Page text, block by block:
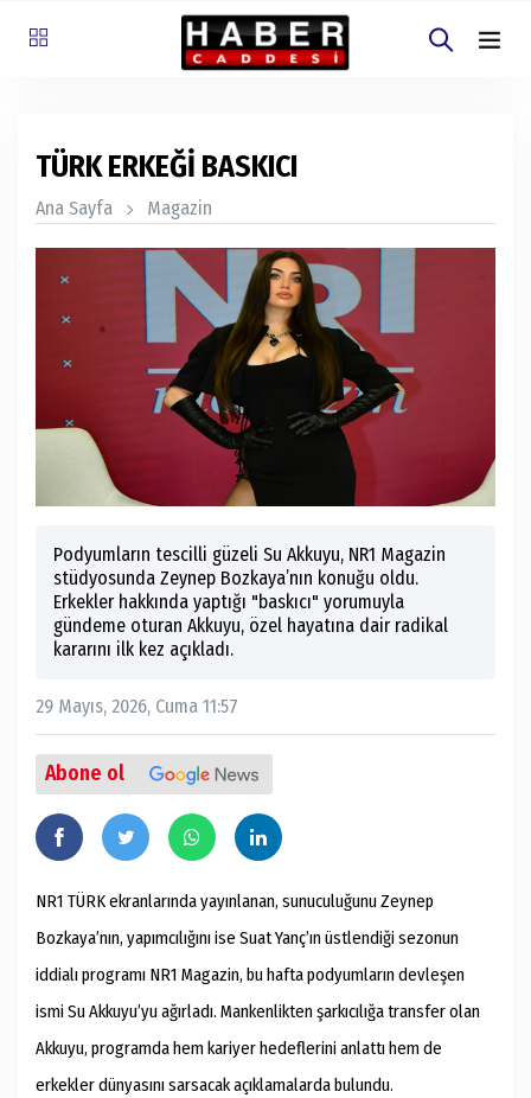
TÜRK ERKEĞİ BASKICI
Ana Sayfa Magazin
Podyumların tescilli güzeli Su Akkuyu, NR1 Magazin
stüdyosunda Zeynep Bozkaya’nın konuğu oldu.
Erkekler hakkında yaptığı "baskıcı" yorumuyla
gündeme oturan Akkuyu, özel hayatına dair radikal
kararını ilk kez açıkladı.
29 Mayıs, 2026, Cuma 11:57
Abone ol
NR1 TÜRK ekranlarında yayınlanan, sunuculuğunu Zeynep
Bozkaya’nın, yapımcılığını ise Suat Yanç’ın üstlendiği sezonun
iddialı programı NR1 Magazin, bu hafta podyumların devleşen
ismi Su Akkuyu’yu ağırladı. Mankenlikten şarkıcılığa transfer olan
Akkuyu, programda hem kariyer hedeflerini anlattı hem de
erkekler dünyasını sarsacak açıklamalarda bulundu.